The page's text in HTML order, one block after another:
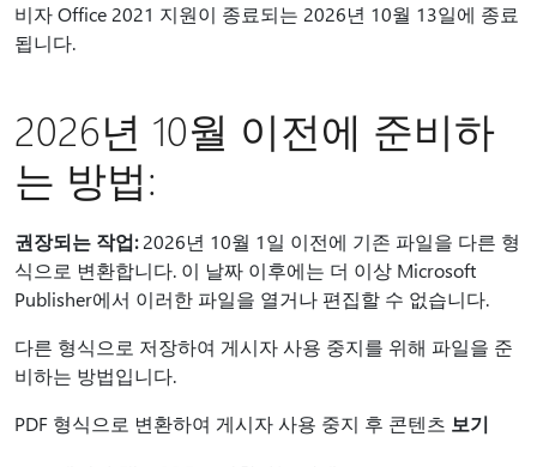
비자 Office 2021 지원이 종료되는 2026년 10월 13일에 종료
됩니다.
2026년 10월 이전에 준비하
는 방법:
권장되는 작업:2026년 10월 1일 이전에 기존 파일을 다른 형
식으로 변환합니다. 이 날짜 이후에는 더 이상 Microsoft
Publisher에서 이러한 파일을 열거나 편집할 수 없습니다.
다른 형식으로 저장하여 게시자 사용 중지를 위해 파일을 준
비하는 방법입니다.
PDF 형식으로 변환하여 게시자 사용 중지 후 콘텐츠 보기